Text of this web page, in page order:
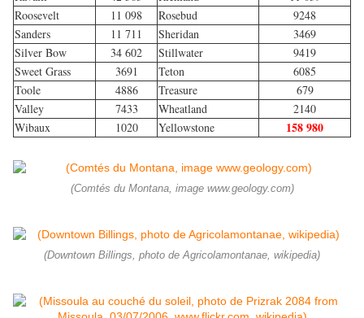
Roosevelt
11 098 Rosebud
9248
Sanders
11 711 Sheridan
3469
Silver Bow
34 602 Stillwater
9419
Sweet Grass
3691 Teton
6085
Toole
4886 Treasure
679
Valley
7433 Wheatland
2140
Wibaux
1020 Yellowstone 158 980
(Comtés du Montana, image www.geology.com)
(Downtown Billings, photo de Agricolamontanae, wikipedia)